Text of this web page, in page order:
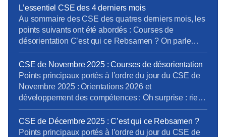
L’essentiel CSE des 4 derniers mois
Au sommaire des CSE des quatres derniers mois, les
points suivants ont été abordés : Courses de
désorientation C’est qui ce Rebsamen ? On parle
Boutique Papripact et devinez quoi ? et Oui encore
des boutiques Pour lire et télécharger l’intégralité du
compte-rendu du CSE, cliquez ici Le prochain CSE
Ordinaire aura lieu les 25, 26 et […]
CSE de Novembre 2025 : Courses de désorientation
Points principaux portés à l’ordre du jour du CSE de
Novembre 2025 : Orientations 2026 et
développement des compétences : Oh surprise : rien
de nouveau …! Formation des salariés insuffisante,
Communication interne à améliorer, notamment
autour de l’outil « my skills » et de l’IA.
CSE de Décembre 2025 : C’est qui ce Rebsamen ?
Points principaux portés à l’ordre du jour du CSE de